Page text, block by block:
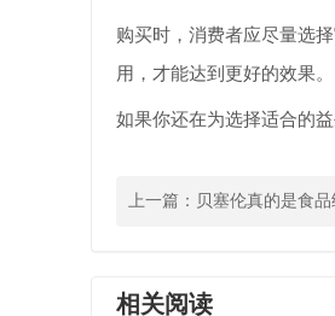
购买时，消费者应尽量选
用，才能达到更好的效果。
如果你还在为选择适合的
上一篇： 贝塞伦真的是食
相关阅读